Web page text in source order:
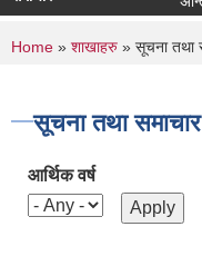
You are here
Home » शाखाहरु » सूचना तथा
सूचना तथा
आर्थिक वर्ष